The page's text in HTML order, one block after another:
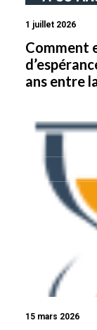
1 juillet 2026
Comment
ans entre
15 mars 2026